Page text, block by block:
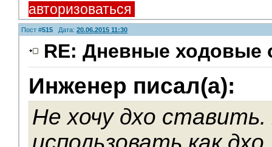
авторизоваться
Пост #515 Дата: 20.06.2015 11:30
RE: Дневные ходовые
Инженер писал(а):
Не хочу дхо